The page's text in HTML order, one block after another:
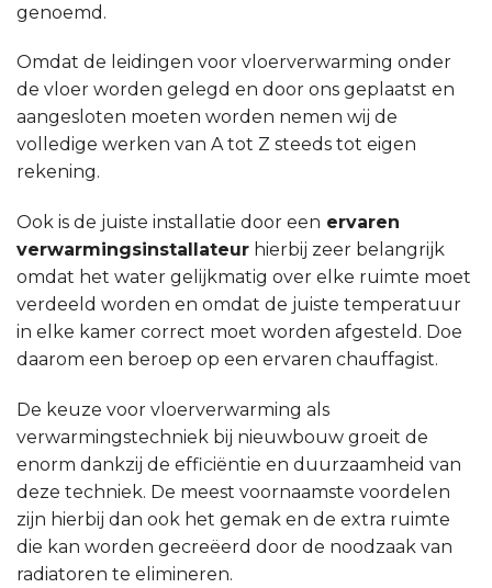
genoemd.
Omdat de leidingen voor vloerverwarming onder
de vloer worden gelegd en door ons geplaatst en
aangesloten moeten worden nemen wij de
volledige werken van A tot Z steeds tot eigen
rekening.
Ook is de juiste installatie door een ervaren
verwarmingsinstallateur hierbij zeer belangrijk
omdat het water gelijkmatig over elke ruimte moet
verdeeld worden en omdat de juiste temperatuur
in elke kamer correct moet worden afgesteld. Doe
daarom een beroep op een ervaren chauffagist.
De keuze voor vloerverwarming als
verwarmingstechniek bij nieuwbouw groeit de
enorm dankzij de efficiëntie en duurzaamheid van
deze techniek. De meest voornaamste voordelen
zijn hierbij dan ook het gemak en de extra ruimte
die kan worden gecreëerd door de noodzaak van
radiatoren te elimineren.